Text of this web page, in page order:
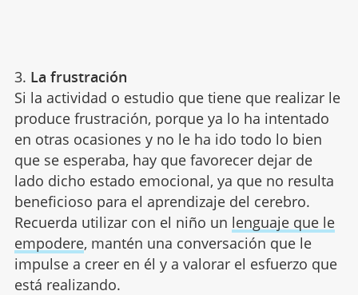
3. La frustración
Si la actividad o estudio que tiene que realizar le
produce frustración, porque ya lo ha intentado
en otras ocasiones y no le ha ido todo lo bien
que se esperaba, hay que favorecer dejar de
lado dicho estado emocional, ya que no resulta
beneficioso para el aprendizaje del cerebro.
Recuerda utilizar con el niño un lenguaje que le
empodere, mantén una conversación que le
impulse a creer en él y a valorar el esfuerzo que
está realizando.